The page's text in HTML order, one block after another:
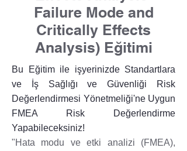
Failure Mode and
Critically Effects
Analysis) Eğitimi
Bu Eğitim ile işyerinizde Standartlara
ve İş Sağlığı ve Güvenliği Risk
Değerlendirmesi Yönetmeliği'ne Uygun
FMEA Risk Değerlendirme
Yapabileceksiniz!
"Hata modu ve etki analizi (FMEA),